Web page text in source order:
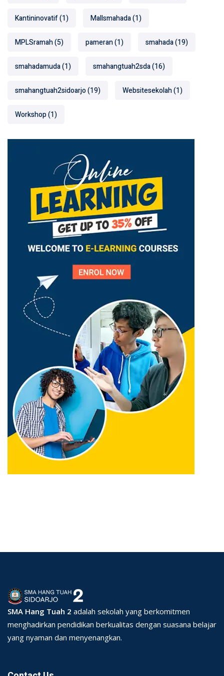
Kantininovatif(1) Mallsmahada(1)
MPLSramah(5) pameran(1) smahada(19)
smahadamuda(1) smahangtuah2sda(16)
smahangtuah2sidoarjo(19) Websitesekolah(1)
Workshop(1)
SMA Hang Tuah 2 adalah sekolah yang berkomitmen
menghadirkan pendidikan berkualitas dengan suasana belajar
yang nyaman dan menyenangkan.